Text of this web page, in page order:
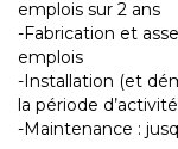
emplois sur 2 ans
-Fabrication et
emplois
-Installation (et
la période d’activité
-Maintenance :